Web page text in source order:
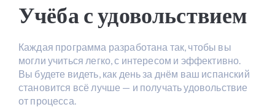
Учёба с удовольствием
Каждая программа разработана так, чтобы вы
могли учиться легко, с интересом и эффективно.
Вы будете видеть, как день за днём ваш испанский
становится всё лучше — и получать удовольствие
от процесса.